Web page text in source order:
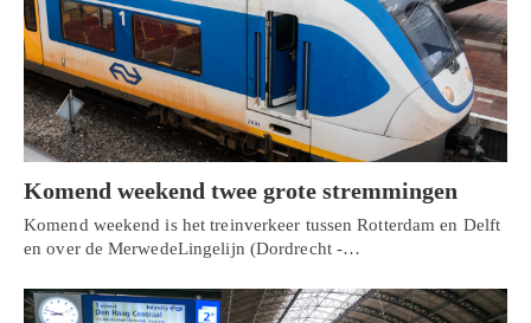
Komend weekend twee grote stremmingen
Komend weekend is het treinverkeer tussen Rotterdam en Delft
en over de MerwedeLingelijn (Dordrecht -…